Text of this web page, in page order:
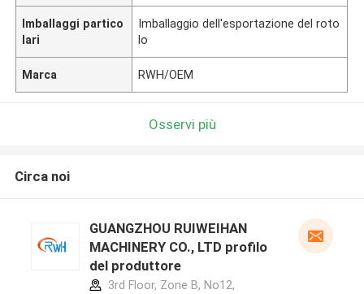
Imballaggi partico
lari
Imballaggio dell'esportazione del roto
lo
Marca RWH/OEM
Osservi più
Circa noi
GUANGZHOU RUIWEIHAN
MACHINERY CO., LTD profilo
del produttore
3rd Floor, Zone B, No12,